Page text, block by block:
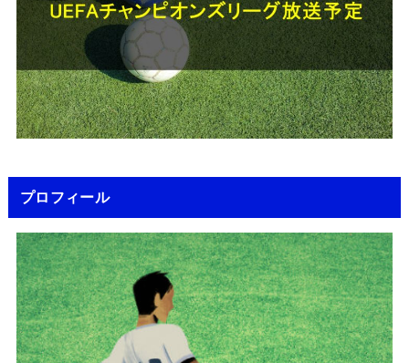
プロフィール